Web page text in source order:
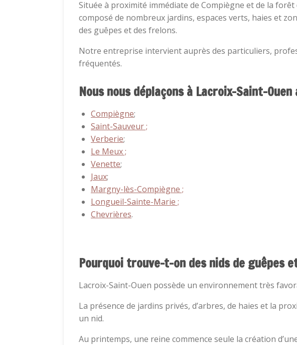
Située à proximité immédiate de Compiègne et de la
composé de nombreux jardins, espaces verts, haies et
des guêpes et des frelons.
Notre entreprise intervient auprès des particuliers,
fréquentés.
Nous nous déplaçons à Lacroix-Saint-
Compiègne;
Saint-Sauveur ;
Verberie;
Le Meux ;
Venette;
Jaux;
Margny-lès-Compiègne ;
Longueil-Sainte-Marie ;
Chevrières.
Pourquoi trouve-t-on des nids de guêpes
Lacroix-Saint-Ouen possède un environnement très
La présence de jardins privés, d’arbres, de haies et la
un nid.
Au printemps, une reine commence seule la création